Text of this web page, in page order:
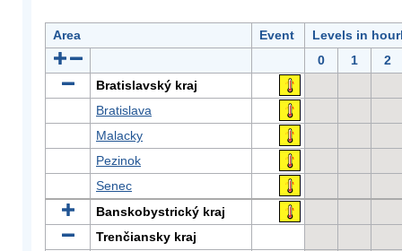
Area Event
Levels in
0
1
2
Bratislavský kraj
Bratislava
Malacky
Pezinok
Senec
Banskobystrický kraj
Trenčiansky kraj